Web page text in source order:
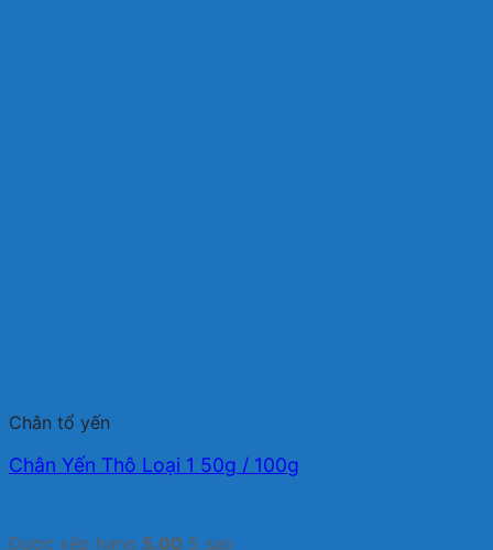
Chân tổ yến
Chân Yến Thô Loại 1 50g / 100g
Được xếp hạng 5.00 5 sao